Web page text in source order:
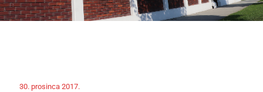
30. prosinca 2017.